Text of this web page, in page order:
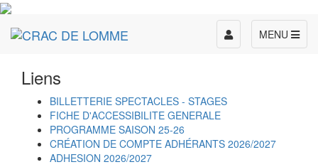
MENU
Toggle
navigation
Liens
BILLETTERIE SPECTACLES - STAGES
FICHE D'ACCESSIBILITE GENERALE
PROGRAMME SAISON 25-26
CRÉATION DE COMPTE ADHÉRANTS 2026/2027
ADHESION 2026/2027